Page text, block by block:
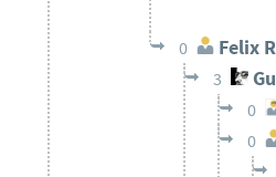
0 Felix
3
0
0